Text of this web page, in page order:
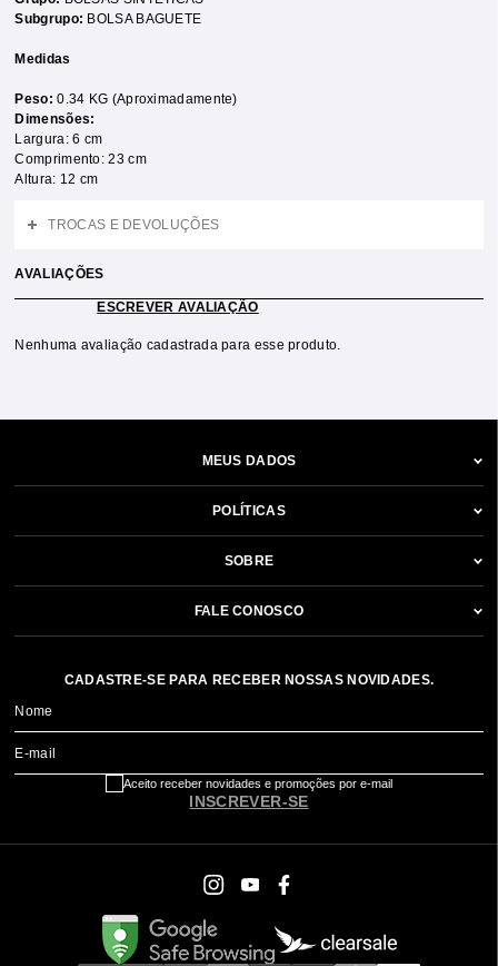
Subgrupo: BOLSA BAGUETE
Medidas
Peso:0.34 KG (Aproximadamente)
Dimensões:
Largura: 6 cm
Comprimento: 23 cm
Altura: 12 cm
TROCAS E DEVOLUÇÕES
AVALIAÇÕES
ESCREVER AVALIAÇÃO
Nenhuma avaliação cadastrada para esse produto.
MEUS DADOS
POLÍTICAS
SOBRE
FALE CONOSCO
CADASTRE-SE PARA RECEBER NOSSAS NOVIDADES.
Nome
E-mail
INSCREVER-SE
Aceito receber novidades e promoções por e-mail